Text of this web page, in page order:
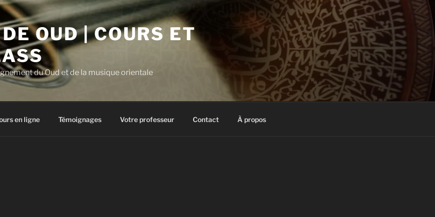
OUD | COURS ET
du Oud et de la musique orientale
en ligne Témoignages Votre professeur Contact À propos